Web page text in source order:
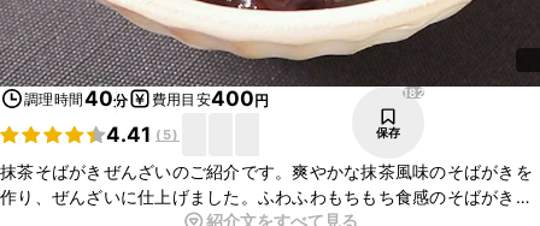
調理時間40分 費用目安400円
4.41 ( 5)
182
保存
抹茶そばがきぜんざいのご紹介です。爽やかな抹茶風味のそばがきを
作り、ぜんざいに仕上げました。ふわふわもちもち食感のそばがき
と、優しい甘さが口いっぱいに広がり、とってもおいしいですよ。ぜ
紹介文をすべて見る